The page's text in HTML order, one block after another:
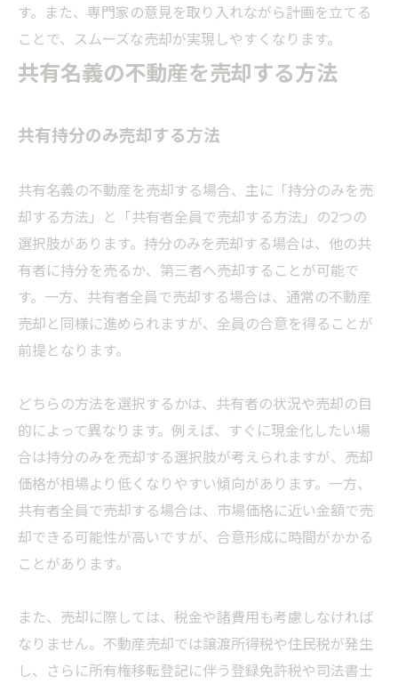
す。また、専門家の意見を取り入れながら計画を立てる
ことで、スムーズな売却が実現しやすくなります。
共有名義の不動産を売却する方法
共有持分のみ売却する方法
共有名義の不動産を売却する場合、主に「持分のみを売
却する方法」と「共有者全員で売却する方法」の2つの
選択肢があります。持分のみを売却する場合は、他の共
有者に持分を売るか、第三者へ売却することが可能で
す。一方、共有者全員で売却する場合は、通常の不動産
売却と同様に進められますが、全員の合意を得ることが
前提となります。
どちらの方法を選択するかは、共有者の状況や売却の目
的によって異なります。例えば、すぐに現金化したい場
合は持分のみを売却する選択肢が考えられますが、売却
価格が相場より低くなりやすい傾向があります。一方、
共有者全員で売却する場合は、市場価格に近い金額で売
却できる可能性が高いですが、合意形成に時間がかかる
ことがあります。
また、売却に際しては、税金や諸費用も考慮しなければ
なりません。不動産売却では譲渡所得税や住民税が発生
し、さらに所有権移転登記に伴う登録免許税や司法書士